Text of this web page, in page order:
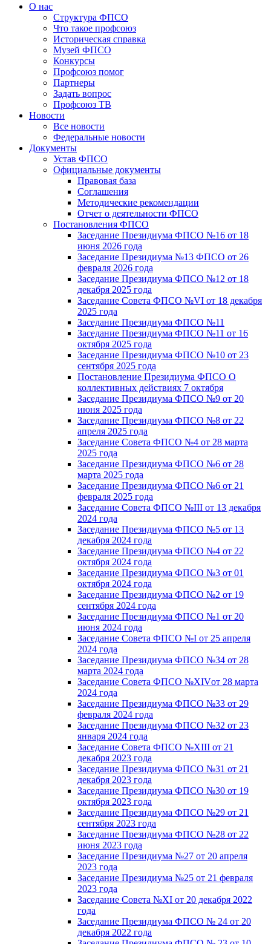
О нас
Структура ФПСО
Что такое профсоюз
Историческая справка
Музей ФПСО
Конкурсы
Профсоюз помог
Партнеры
Задать вопрос
Профсоюз ТВ
Новости
Все новости
Федеральные новости
Документы
Устав ФПСО
Официальные документы
Правовая база
Соглашения
Методические рекомендации
Отчет о деятельности ФПСО
Постановления ФПСО
Заседание Президиума ФПСО №16 от 18
июня 2026 года
Заседание Президиума №13 ФПСО от 26
февраля 2026 года
Заседание Президиума ФПСО №12 от 18
декабря 2025 года
Заседание Совета ФПСО №VI от 18 декабря
2025 года
Заседание Президиума ФПСО №11
Заседание Президиума ФПСО №11 от 16
октября 2025 года
Заседание Президиума ФПСО №10 от 23
сентября 2025 года
Постановление Президиума ФПСО О
коллективных действиях 7 октября
Заседание Президиума ФПСО №9 от 20
июня 2025 года
Заседание Президиума ФПСО №8 от 22
апреля 2025 года
Заседание Совета ФПСО №4 от 28 марта
2025 года
Заседание Президиума ФПСО №6 от 28
марта 2025 года
Заседание Президиума ФПСО №6 от 21
февраля 2025 года
Заседание Совета ФПСО №III от 13 декабря
2024 года
Заседание Президиума ФПСО №5 от 13
декабря 2024 года
Заседание Президиума ФПСО №4 от 22
октября 2024 года
Заседание Президиума ФПСО №3 от 01
октября 2024 года
Заседание Президиума ФПСО №2 от 19
сентября 2024 года
Заседание Президиума ФПСО №1 от 20
июня 2024 года
Заседание Совета ФПСО №I от 25 апреля
2024 года
Заседание Президиума ФПСО №34 от 28
марта 2024 года
Заседание Совета ФПСО №XIVот 28 марта
2024 года
Заседание Президиума ФПСО №33 от 29
февраля 2024 года
Заседание Президиума ФПСО №32 от 23
января 2024 года
Заседание Совета ФПСО №XIII от 21
декабря 2023 года
Заседание Президиума ФПСО №31 от 21
декабря 2023 года
Заседание Президиума ФПСО №30 от 19
октября 2023 года
Заседание Президиума ФПСО №29 от 21
сентября 2023 года
Заседание Президиума ФПСО №28 от 22
июня 2023 года
Заседание Президиума №27 от 20 апреля
2023 года
Заседание Президиума №25 от 21 февраля
2023 года
Заседание Совета №XI от 20 декабря 2022
года
Заседание Президиума ФПСО № 24 от 20
декабря 2022 года